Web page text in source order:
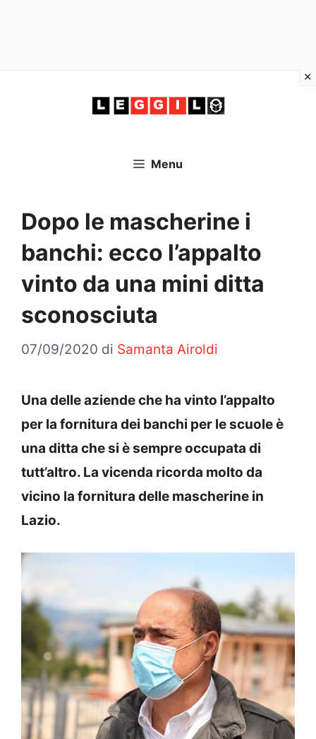
Menu
Dopo le mascherine i
banchi: ecco l’appalto
vinto da una mini ditta
sconosciuta
07/09/2020 di Samanta Airoldi
Una delle aziende che ha vinto l’appalto
per la fornitura dei banchi per le scuole è
una ditta che si è sempre occupata di
tutt’altro. La vicenda ricorda molto da
vicino la fornitura delle mascherine in
Lazio.